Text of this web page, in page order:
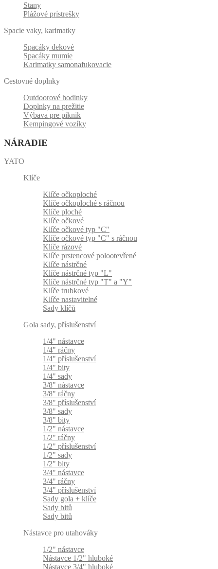
Stany
Plážové prístrešky
Spacie vaky, karimatky
Spacáky dekové
Spacáky mumie
Karimatky samonafukovacie
Cestovné doplnky
Outdoorové hodinky
Doplnky na prežitie
Výbava pre piknik
Kempingové vozíky
NÁRADIE
YATO
Klíče
Klíče očkoploché
Klíče očkoploché s ráčnou
Klíče ploché
Klíče očkové
Klíče očkové typ "C"
Klíče očkové typ "C" s ráčnou
Klíče rázové
Klíče prstencové polootevřené
Klíče nástrčné
Klíče nástrčné typ "L"
Klíče nástrčné typ "T" a "Y"
Klíče trubkové
Klíče nastavitelné
Sady klíčů
Gola sady, příslušenství
1/4" nástavce
1/4" ráčny
1/4" příslušenství
1/4" bity
1/4" sady
3/8" nástavce
3/8" ráčny
3/8" příslušenství
3/8" sady
3/8" bity
1/2" nástavce
1/2" ráčny
1/2" příslušenství
1/2" sady
1/2" bity
3/4" nástavce
3/4" ráčny
3/4" příslušenství
Sady gola + klíče
Sady bitů
Sady bitů
Nástavce pro utahováky
1/2" nástavce
Nástavce 1/2" hluboké
Nástavce 3/4" hluboké